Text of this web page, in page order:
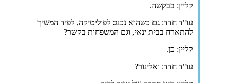
קליין: בבקשה.
עו"ד חדד: גם כשהוא נכנס לפוליטיקה, לפיד המשיך
להתארח בבית ינאי, וגם המשפחות בקשר?
קליין: כן.
עו"ד חדד: ואלינור?